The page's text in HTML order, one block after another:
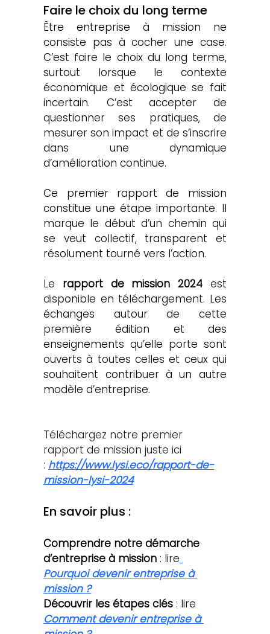
Faire le choix du long terme
Être entreprise à mission ne
consiste pas à cocher une case.
C’est faire le choix du long terme,
surtout lorsque le contexte
économique et écologique se fait
incertain. C’est accepter de
questionner ses pratiques, de
mesurer son impact et de s’inscrire
dans une dynamique
d’amélioration continue.
Ce premier rapport de mission
constitue une étape importante. Il
marque le début d’un chemin qui
se veut collectif, transparent et
résolument tourné vers l’action.
Le rapport de mission 2024 est
disponible en téléchargement. Les
échanges autour de cette
première édition et des
enseignements qu’elle porte sont
ouverts à toutes celles et ceux qui
souhaitent contribuer à un autre
modèle d’entreprise.
Téléchargez notre premier
rapport de mission juste ici
: https://www.lysi.eco/rapport-de-
mission-lysi-2024
En savoir plus :
Comprendre notre démarche
d’entreprise à mission : lire
Pourquoi devenir entreprise à
mission ?
Découvrir les étapes clés : lire
Comment devenir entreprise à